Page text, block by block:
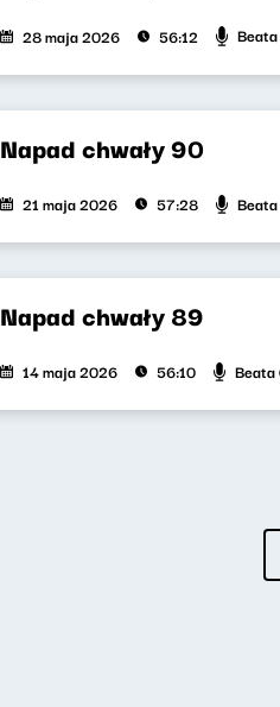
28 maja 2026 56:12
Napad chwały 90
21 maja 2026 57:28
Napad chwały 89
14 maja 2026 56:10